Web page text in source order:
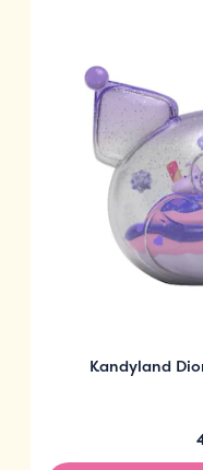
Kandyland